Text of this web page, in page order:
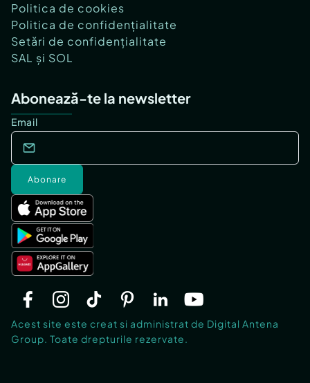
Politica de cookies
Politica de confidențialitate
Setări de confidențialitate
SAL și SOL
Abonează-te la newsletter
Email
Abonare
Acest site este creat si administrat de Digital Antena
Group. Toate drepturile rezervate.